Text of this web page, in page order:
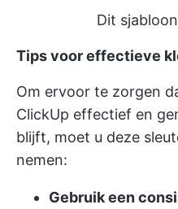
Dit
Tips voor effectieve
Om ervoor te zorgen
ClickUp effectief en
blijft, moet u deze
nemen:
Gebruik een